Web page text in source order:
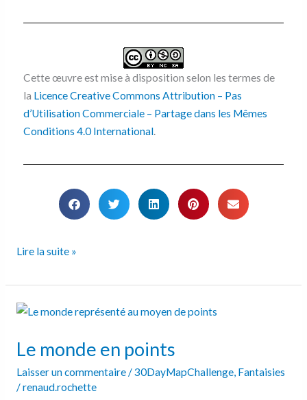
Cette œuvre est mise à disposition selon les termes de
la Licence Creative Commons Attribution – Pas
d’Utilisation Commerciale – Partage dans les Mêmes
Conditions 4.0 International.
Lire la suite »
Le monde en points
Laisser un commentaire/30DayMapChallenge, Fantaisies
/renaud.rochette
Le
en